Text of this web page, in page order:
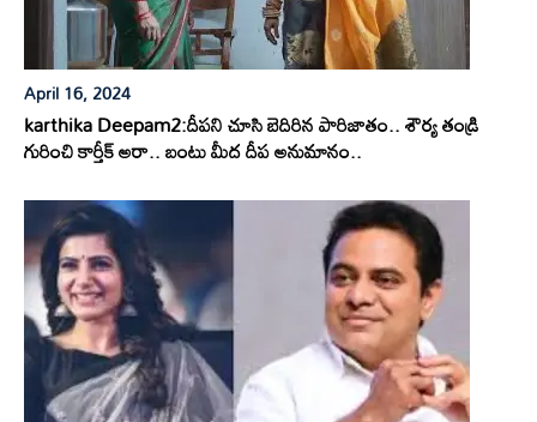
April 16, 2024
karthika Deepam2:దీపని చూసి బెదిరిన పారిజాతం.. శౌర్య తండ్రి
గురించి కార్తీక్ అరా.. బంటు మీద దీప అనుమానం..